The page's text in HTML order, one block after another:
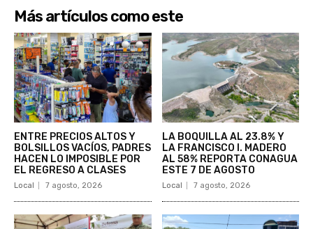
Más artículos como este
ENTRE PRECIOS ALTOS Y
BOLSILLOS VACÍOS, PADRES
HACEN LO IMPOSIBLE POR
EL REGRESO A CLASES
Local 7 agosto, 2026
LA BOQUILLA AL 23.8% Y
LA FRANCISCO I. MADERO
AL 58% REPORTA CONAGUA
ESTE 7 DE AGOSTO
Local 7 agosto, 2026